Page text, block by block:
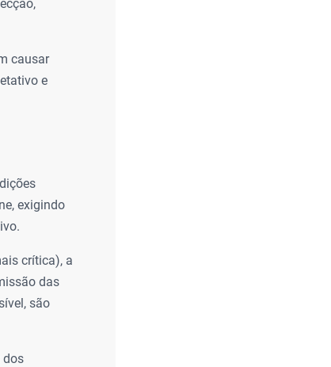
causar
e
exigindo
crítica), a
das
são
dos